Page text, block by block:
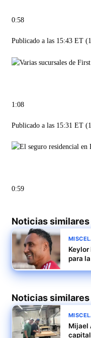
0:58
Publicado a las 15:43 ET
1:08
Publicado a las 15:31 ET
0:59
Noticias similares
Keylor
para
Noticias similares
Mijael